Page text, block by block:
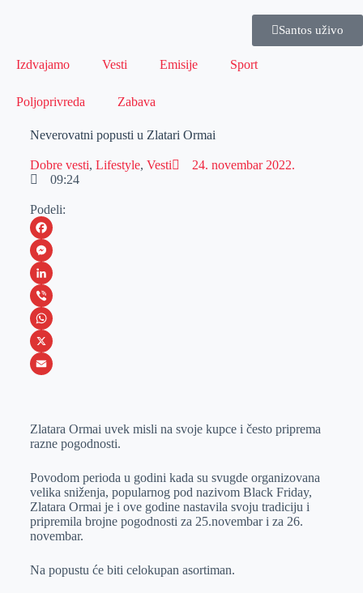
Santos uživo
Izdvajamo Vesti Emisije Sport
Poljoprivreda Zabava
Neverovatni popusti u Zlatari Ormai
Dobre vesti, Lifestyle, Vesti
24. novembar 2022.
09:24
Podeli:
F
a
c
e
b
o
M
e
s
s
e
e
L
i
n
k
I
V
i
b
W
h
s
p
p
X
a
l
Zlatara Ormai uvek misli na svoje kupce i često priprema
razne pogodnosti.
Povodom perioda u godini kada su svugde organizovana
velika sniženja, popularnog pod nazivom Black Friday,
Zlatara Ormai je i ove godine nastavila svoju tradiciju i
pripremila brojne pogodnosti za 25.novembar i za 26.
novembar.
Na popustu će biti celokupan asortiman.